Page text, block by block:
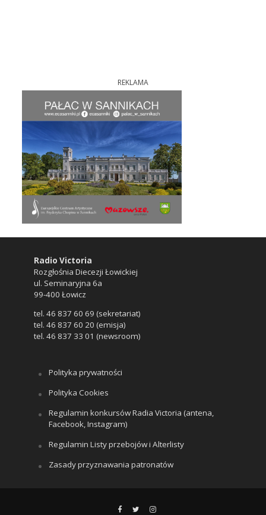
REKLAMA
Radio Victoria
Rozgłośnia Diecezji Łowickiej
ul. Seminaryjna 6a
99-400 Łowicz
tel. 46 837 60 69 (sekretariat)
tel. 46 837 60 20 (emisja)
tel. 46 837 33 01 (newsroom)
Polityka prywatności
Polityka Cookies
Regulamin konkursów Radia Victoria (antena,
Facebook, Instagram)
Regulamin Listy przebojów i Alterlisty
Zasady przyznawania patronatów